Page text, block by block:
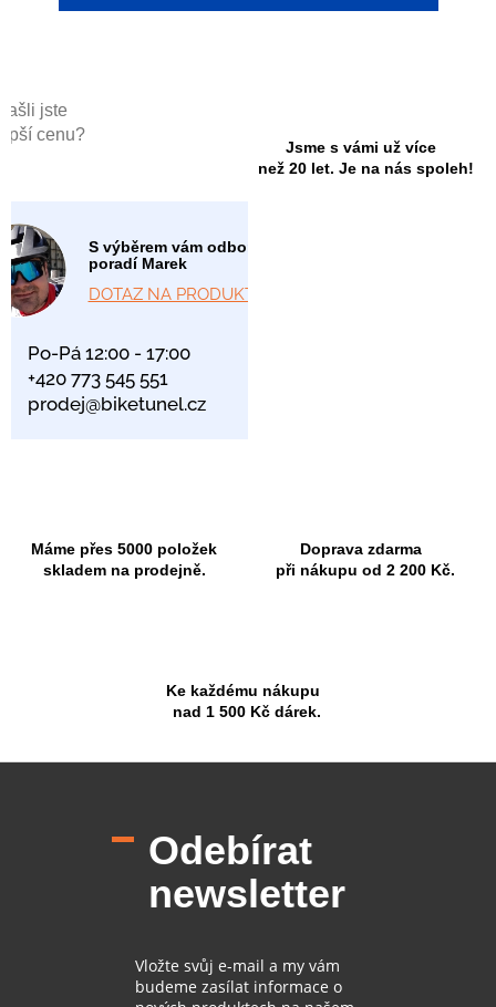
jste
cenu?
S výběrem vám odborně
poradí Marek
DOTAZ NA PRODUKT
Po-Pá 12:00 - 17:00
+420 773 545 551
prodej@biketunel.cz
Jsme s vámi už více
než 20 let. Je na nás spoleh!
Máme přes 5000 položek
skladem na prodejně.
Doprava zdarma
při nákupu od 2 200 Kč.
Ke každému nákupu
nad 1 500 Kč dárek.
Odebírat
newsletter
Vložte svůj e-mail a my vám
budeme zasílat informace o